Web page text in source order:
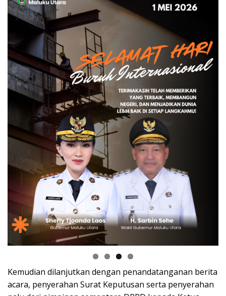
Kemudian dilanjutkan dengan penandatanganan berita
acara, penyerahan Surat Keputusan serta penyerahan